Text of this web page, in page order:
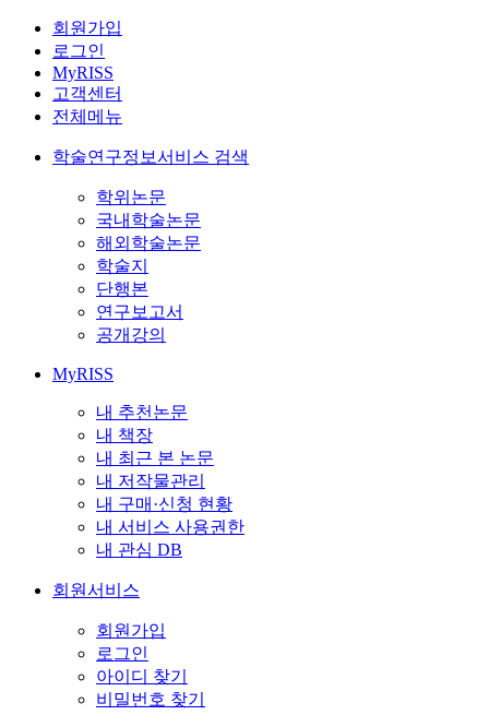
회원가입
로그인
MyRISS
고객센터
전체메뉴
학술연구정보서비스 검색
학위논문
국내학술논문
해외학술논문
학술지
단행본
연구보고서
공개강의
MyRISS
내 추천논문
내 책장
내 최근 본 논문
내 저작물관리
내 구매·신청 현황
내 서비스 사용권한
내 관심 DB
회원서비스
회원가입
로그인
아이디 찾기
비밀번호 찾기